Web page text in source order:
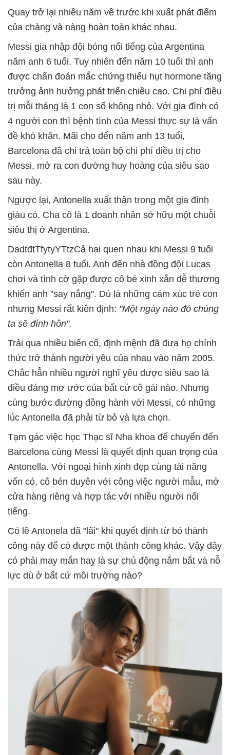
Quay trở lại nhiều năm về trước khi xuất phát điểm
của chàng và nàng hoàn toàn khác nhau.
Messi gia nhập đội bóng nổi tiếng của Argentina
năm anh 6 tuổi. Tuy nhiên đến năm 10 tuổi thì anh
được chẩn đoán mắc chứng thiếu hụt hormone tăng
trưởng ảnh hưởng phát triển chiều cao. Chi phí điều
trị mỗi tháng là 1 con số không nhỏ. Với gia đình có
4 người con thì bệnh tình của Messi thực sự là vấn
đề khó khăn. Mãi cho đến năm anh 13 tuổi,
Barcelona đã chi trả toàn bộ chi phí điều trị cho
Messi, mở ra con đường huy hoàng của siêu sao
sau này.
Ngược lại, Antonella xuất thân trong một gia đình
giàu có. Cha cô là 1 doanh nhân sở hữu một chuỗi
siêu thị ở Argentina.
DadtđtTfytyYTtzCả hai quen nhau khi Messi 9 tuổi
còn Antonella 8 tuổi. Anh đến nhà đồng đội Lucas
chơi và tình cờ gặp được cô bé xinh xắn dễ thương
khiến anh "say nắng". Dù là những cảm xúc trẻ con
nhưng Messi rất kiên định: "Một ngày nào đó chúng
ta sẽ đính hôn".
Trải qua nhiều biến cố, định mệnh đã đưa họ chính
thức trở thành người yêu của nhau vào năm 2005.
Chắc hẳn nhiều người nghĩ yêu được siêu sao là
điều đáng mơ ước của bất cứ cô gái nào. Nhưng
cùng bước đường đồng hành với Messi, có những
lúc Antonella đã phải từ bỏ và lựa chọn.
Tạm gác việc học Thạc sĩ Nha khoa để chuyển đến
Barcelona cùng Messi là quyết định quan trọng của
Antonella. Với ngoại hình xinh đẹp cùng tài năng
vốn có, cô bén duyên với công việc người mẫu, mở
cửa hàng riêng và hợp tác với nhiều người nổi
tiếng.
Có lẽ Antonela đã "lãi" khi quyết định từ bỏ thành
công này để có được một thành công khác. Vậy đây
có phải may mắn hay là sự chủ động nắm bắt và nỗ
lực dù ở bất cứ môi trường nào?